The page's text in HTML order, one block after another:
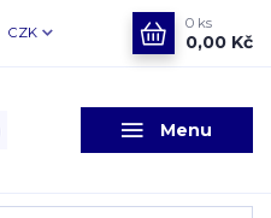
Menu
CZK
0 ks
0,00 Kč